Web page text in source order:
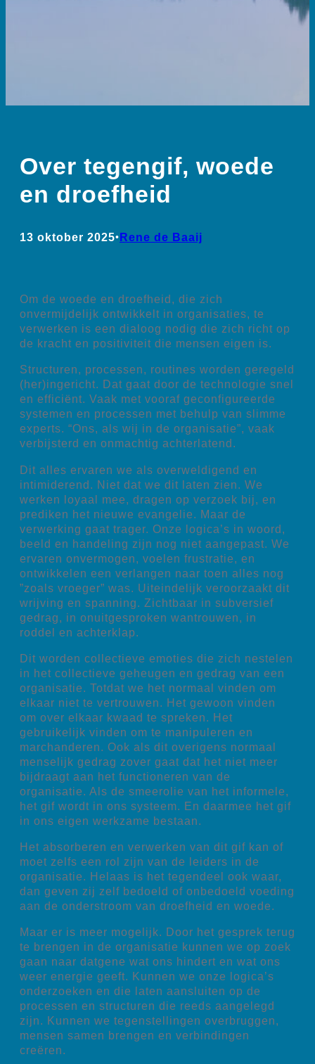
Over tegengif, woede
en droefheid
13 oktober 2025• Rene de Baaij
Om de woede en droefheid, die zich
onvermijdelijk ontwikkelt in organisaties, te
verwerken is een dialoog nodig die zich richt op
de kracht en positiviteit die mensen eigen is.
Structuren, processen, routines worden geregeld
(her)ingericht. Dat gaat door de technologie snel
en efficiënt. Vaak met vooraf geconfigureerde
systemen en processen met behulp van slimme
experts. “Ons, als wij in de organisatie”, vaak
verbijsterd en onmachtig achterlatend.
Dit alles ervaren we als overweldigend en
intimiderend. Niet dat we dit laten zien. We
werken loyaal mee, dragen op verzoek bij, en
prediken het nieuwe evangelie. Maar de
verwerking gaat trager. Onze logica’s in woord,
beeld en handeling zijn nog niet aangepast. We
ervaren onvermogen, voelen frustratie, en
ontwikkelen een verlangen naar toen alles nog
”zoals vroeger” was. Uiteindelijk veroorzaakt dit
wrijving en spanning. Zichtbaar in subversief
gedrag, in onuitgesproken wantrouwen, in
roddel en achterklap.
Dit worden collectieve emoties die zich nestelen
in het collectieve geheugen en gedrag van een
organisatie. Totdat we het normaal vinden om
elkaar niet te vertrouwen. Het gewoon vinden
om over elkaar kwaad te spreken. Het
gebruikelijk vinden om te manipuleren en
marchanderen. Ook als dit overigens normaal
menselijk gedrag zover gaat dat het niet meer
bijdraagt aan het functioneren van de
organisatie. Als de smeerolie van het informele,
het gif wordt in ons systeem. En daarmee het gif
in ons eigen werkzame bestaan.
Het absorberen en verwerken van dit gif kan of
moet zelfs een rol zijn van de leiders in de
organisatie. Helaas is het tegendeel ook waar,
dan geven zij zelf bedoeld of onbedoeld voeding
aan de onderstroom van droefheid en woede.
Maar er is meer mogelijk. Door het gesprek terug
te brengen in de organisatie kunnen we op zoek
gaan naar datgene wat ons hindert en wat ons
weer energie geeft. Kunnen we onze logica’s
onderzoeken en die laten aansluiten op de
processen en structuren die reeds aangelegd
zijn. Kunnen we tegenstellingen overbruggen,
mensen samen brengen en verbindingen
creëren.